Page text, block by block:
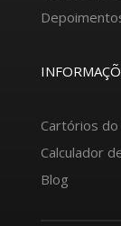
Cartórios do
Calculador
Blog